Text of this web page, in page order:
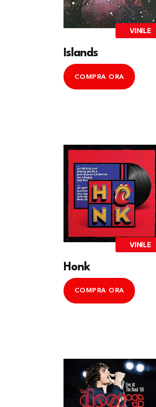
VINILE
Islands
COMPRA ORA
VINILE
Honk
COMPRA ORA